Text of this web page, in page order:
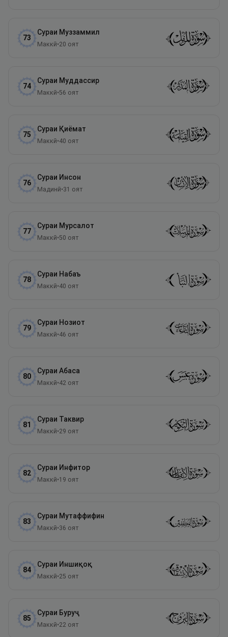
73
Сураи Муззаммил
Маккӣ•20 оят
74
Сураи Муддассир
Маккӣ•56 оят
75
Сураи Қиёмат
Маккӣ•40 оят
76
Сураи Инсон
Мадинӣ•31 оят
77
Сураи Мурсалот
Маккӣ•50 оят
78
Сураи Набаъ
Маккӣ•40 оят
79
Сураи Нозиот
Маккӣ•46 оят
80
Сураи Абаса
Маккӣ•42 оят
81
Сураи Таквир
Маккӣ•29 оят
82
Сураи Инфитор
Маккӣ•19 оят
83
Сураи Мутаффифин
Маккӣ•36 оят
84
Сураи Иншиқоқ
Маккӣ•25 оят
85
Сураи Буруҷ
Маккӣ•22 оят